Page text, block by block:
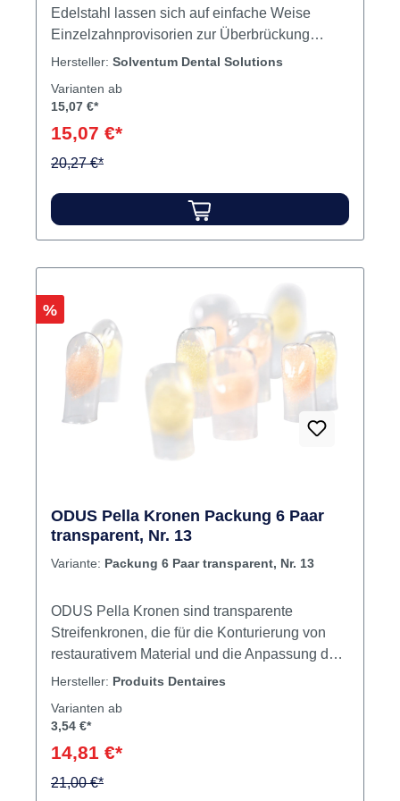
Edelstahl lassen sich auf einfache Weise
Einzelzahnprovisorien zur Überbrückung
kürzerer oder längerer Zeiträume erstellen.
zur Überbrückung kurzer oder längerer
Gewebeverträglich Zeitsparend durch
vorgefertigten, abgerundeten Zervikalrand
Seitenzahngebiet der bleibenden Dentition
Prämolaren. Inhalt 5 Kronen
Hersteller: Solventum Dental Solutions
Varianten ab
15,07 €*
15,07 €*
20,27 €*
Rabatt
%
ODUS Pella Kronen Packung 6 Paar
transparent, Nr. 13
Variante: Packung 6 Paar transparent, Nr. 13
ODUS Pella Kronen sind transparente
Streifenkronen, die für die Konturierung von
restaurativem Material und die Anpassung des
natürlichen Gebisses mittels "Peel-Off" -
an verfügbaren Formen und Größen ermöglicht
schnelle Weise mit minimaler
Nachbearbeitung anzupassen. Die
Hersteller: Produits Dentaires
Varianten ab
3,54 €*
14,81 €*
21,00 €*